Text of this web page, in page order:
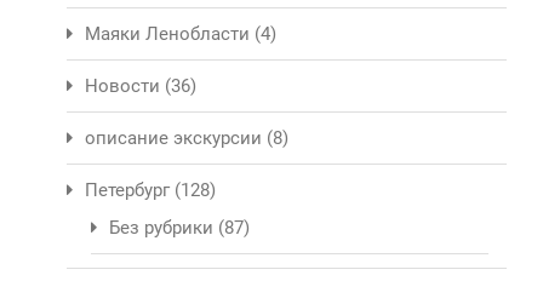
Маяки Ленобласти (4)
Новости (36)
описание экскурсии (8)
Петербург (128)
Без рубрики (87)